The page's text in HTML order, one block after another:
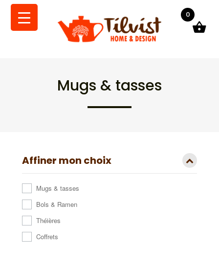
Mugs & tasses
Affiner mon choix
Mugs & tasses
Bols & Ramen
Théières
Coffrets
0